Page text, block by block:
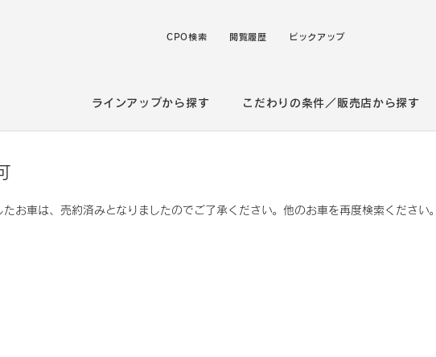
CPO検索 閲覧履歴 ピックアップ
ラインアップから探す こだわりの条件／販売店から探す
お車は、売約済みとなりましたのでご了承ください。他のお車を再度検索ください